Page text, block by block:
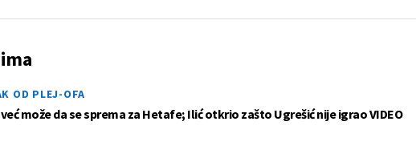
OD PLEJ-OFA
može da se sprema za Hetafe; Ilić otkrio zašto Ugrešić nije igrao VIDEO